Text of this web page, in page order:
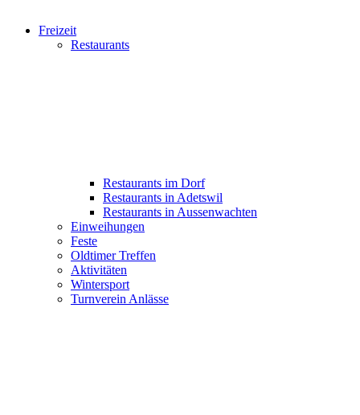
Freizeit
Restaurants
Restaurants im Dorf
Restaurants in Adetswil
Restaurants in Aussenwachten
Einweihungen
Feste
Oldtimer Treffen
Aktivitäten
Wintersport
Turnverein Anlässe